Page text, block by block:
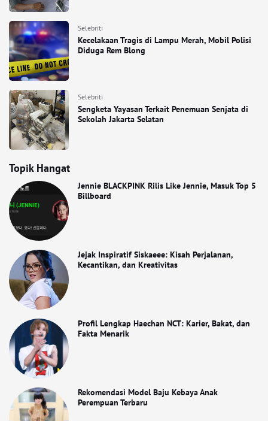
Selebriti
Kecelakaan Tragis di Lampu Merah, Mobil Polisi
Diduga Rem Blong
Selebriti
Sengketa Yayasan Terkait Penemuan Senjata di
Sekolah Jakarta Selatan
Topik Hangat
Jennie BLACKPINK Rilis Like Jennie, Masuk Top 5
Billboard
Jejak Inspiratif Siskaeee: Kisah Perjalanan,
Kecantikan, dan Kreativitas
Profil Lengkap Haechan NCT: Karier, Bakat, dan
Fakta Menarik
Rekomendasi Model Baju Kebaya Anak
Perempuan Terbaru